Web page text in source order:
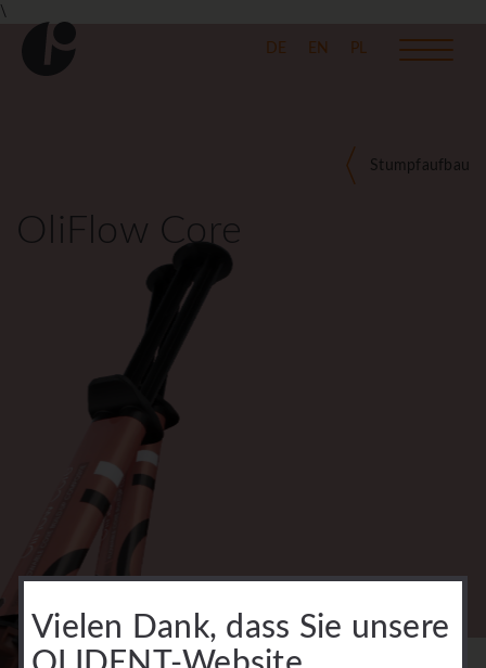
\
DE EN PL
Stumpfaufbau
OliFlow Core
Vielen Dank, dass Sie unsere